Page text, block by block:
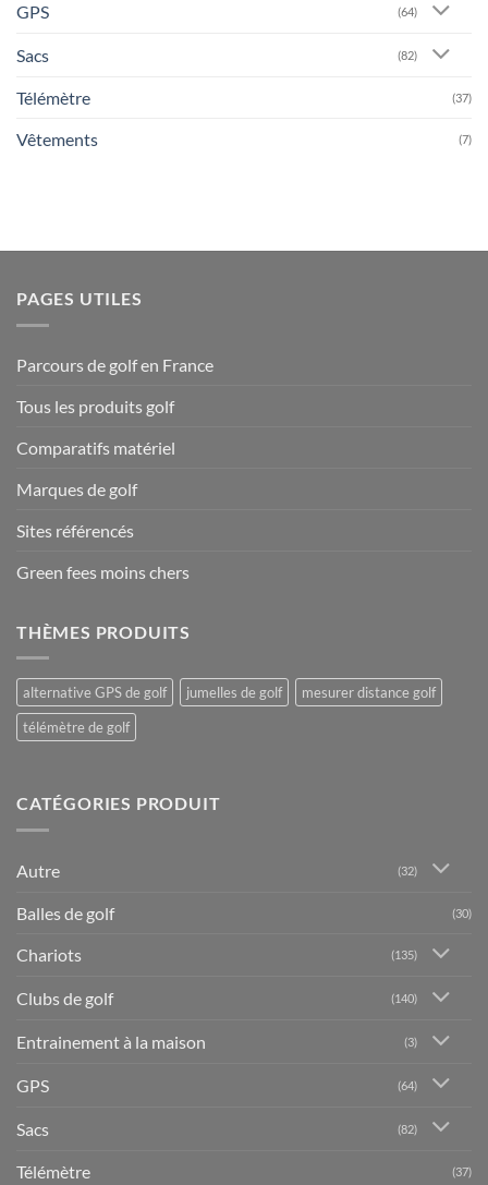
GPS (64)
Sacs (82)
Télémètre (37)
Vêtements (7)
PAGES UTILES
Parcours de golf en France
Tous les produits golf
Comparatifs matériel
Marques de golf
Sites référencés
Green fees moins chers
THÈMES PRODUITS
alternative GPS de golf jumelles de golf
mesurer distance golf
télémètre de golf
CATÉGORIES PRODUIT
Autre (32)
Balles de golf (30)
Chariots (135)
Clubs de golf (140)
Entrainement à la maison (3)
GPS (64)
Sacs (82)
Télémètre (37)